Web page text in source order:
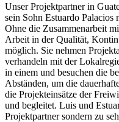
Unser Projektpartner in
sein Sohn Estuardo
Ohne die Zusammenarbeit
Arbeit in der Qualität,
möglich. Sie nehmen
verhandeln mit der
in einem und besuchen die
Abständen, um die
die Projekteinsätze der
und begleitet. Luis und
Projektpartner sondern zu